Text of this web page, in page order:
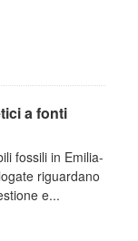
a fonti
fossili in Emilia-
riguardano
e...